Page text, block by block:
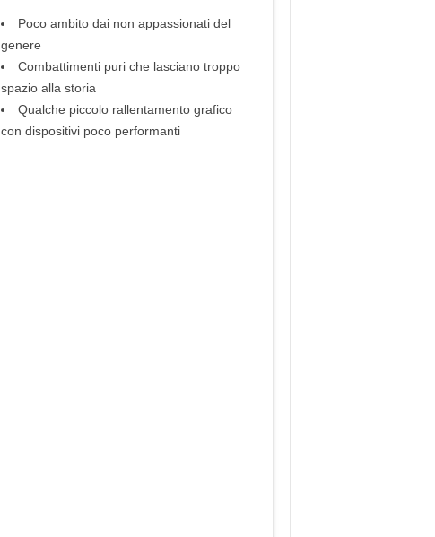
Poco ambito dai non appassionati del
genere
Combattimenti puri che lasciano troppo
spazio alla storia
Qualche piccolo rallentamento grafico
con dispositivi poco performanti